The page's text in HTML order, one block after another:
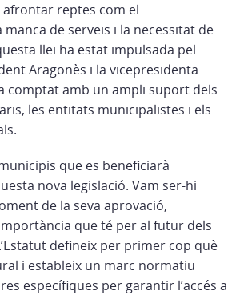
reptes com el
de serveis i la necessitat de
llei ha estat impulsada pel
Aragonès i la vicepresidenta
comptat amb un ampli suport dels
les entitats municipalistes i els
que es beneficiarà
nova legislació. Vam ser-hi
de la seva aprovació,
que té per al futur dels
defineix per primer cop què
i estableix un marc normatiu
específiques per garantir l’accés a